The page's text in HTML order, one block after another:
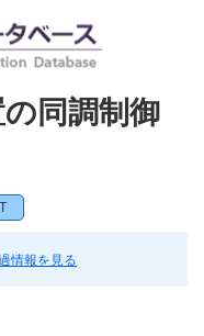
同調制御
情報を見る